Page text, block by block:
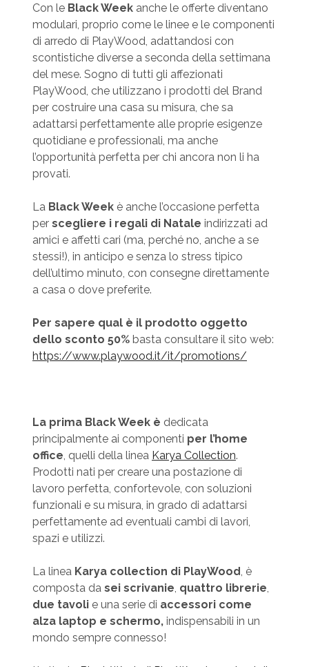
Con le Black Weekanche le offerte diventano
modulari, proprio come le linee e le componenti
di arredo di PlayWood, adattandosi con
scontistiche diverse a seconda della settimana
del mese. Sogno di tutti gli affezionati
PlayWood, che utilizzano i prodotti del Brand
per costruire una casa su misura, che sa
adattarsi perfettamente alle proprie esigenze
quotidiane e professionali, ma anche
l’opportunità perfetta per chi ancora non li ha
provati.
La Black Weekè anche l’occasione perfetta
per scegliere i regali di Natale indirizzati ad
amici e affetti cari (ma, perché no, anche a se
stessi!), in anticipo e senza lo stress tipico
dell’ultimo minuto, con consegne direttamente
a casa o dove preferite.
Per sapere qual è il prodotto oggetto
dello sconto 50%basta consultare il sito web:
https://www.playwood.it/it/promotions/
La prima Black Week è dedicata
principalmente ai componenti per l’home
office, quelli della linea Karya Collection.
Prodotti nati per creare una postazione di
lavoro perfetta, confortevole, con soluzioni
funzionali e su misura, in grado di adattarsi
perfettamente ad eventuali cambi di lavori,
spazi e utilizzi.
La linea Karya collection di PlayWood, è
composta da sei scrivanie, quattro librerie,
due tavolie una serie di accessori come
alza laptop e schermo, indispensabili in un
mondo sempre connesso!